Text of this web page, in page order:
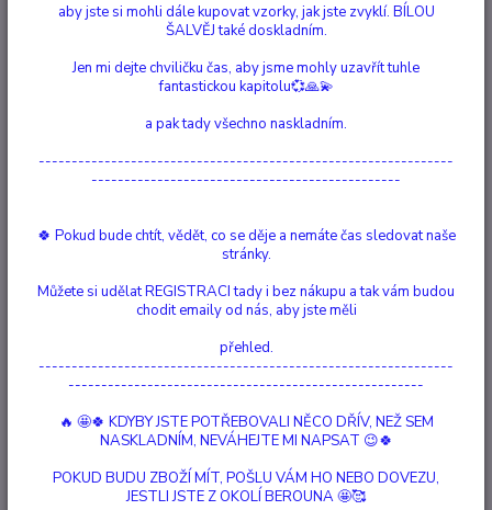
Ohodnotit produkt
náramek krásného příběhu. Tento ručně vyráběný náramek je vyroben ze
má vnitřní velikost 16 centimetrů, při této délce si můžete náramek třikrát
Nejsme plátci DPH
Číslo produktu:
90043
Sklo, Drahokam, Mosaz, Elastický
16 cm
Drahokam:
Růženín
Růžová, Stříbrná
aby jste si mohli dále kupovat vzorky, jak jste zvyklí. BÍLOU
ŠALVĚJ také doskladním.
Jen mi dejte chviličku čas, aby jsme mohly uzavřít tuhle
fantastickou kapitolu💞🙏💫
a pak tady všechno naskladním.
---------------------------------------------------------------
-----------------------------------------------
🍀 Pokud bude chtít, vědět, co se děje a nemáte čas sledovat naše
stránky.
Můžete si udělat REGISTRACI tady i bez nákupu a tak vám budou
chodit emaily od nás, aby jste měli
přehled.
---------------------------------------------------------------
------------------------------------------------------
🔥 🤩🍀 KDYBY JSTE POTŘEBOVALI NĚCO DŘÍV, NEŽ SEM
NASKLADNÍM, NEVÁHEJTE MI NAPSAT 😉🍀
POKUD BUDU ZBOŽÍ MÍT, POŠLU VÁM HO NEBO DOVEZU,
JESTLI JSTE Z OKOLÍ BEROUNA 🤩🥰